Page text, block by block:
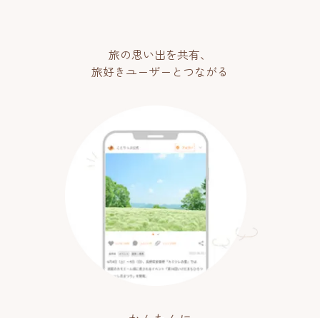
旅の思い出を共有、
旅好きユーザーとつながる